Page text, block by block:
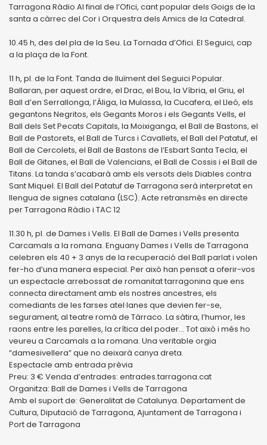
Tarragona Ràdio Al final de l’Ofici, cant popular dels Goigs de la
santa a càrrec del Cor i Orquestra dels Amics de la Catedral.
10.45 h, des del pla de la Seu. La Tornada d’Ofici. El Seguici, cap
a la plaça de la Font.
11 h, pl. de la Font. Tanda de lluïment del Seguici Popular.
Ballaran, per aquest ordre, el Drac, el Bou, la Víbria, el Griu, el
Ball d’en Serrallonga, l’Àliga, la Mulassa, la Cucafera, el Lleó, els
gegantons Negritos, els Gegants Moros i els Gegants Vells, el
Ball dels Set Pecats Capitals, la Moixiganga, el Ball de Bastons, el
Ball de Pastorets, el Ball de Turcs i Cavallets, el Ball del Patatuf, el
Ball de Cercolets, el Ball de Bastons de l’Esbart Santa Tecla, el
Ball de Gitanes, el Ball de Valencians, el Ball de Cossis i el Ball de
Titans. La tanda s’acabarà amb els versots dels Diables contra
Sant Miquel. El Ball del Patatuf de Tarragona serà interpretat en
llengua de signes catalana (LSC). Acte retransmès en directe
per Tarragona Ràdio i TAC 12
11.30 h, pl. de Dames i Vells. El Ball de Dames i Vells presenta
Carcamals a la romana. Enguany Dames i Vells de Tarragona
celebren els 40 + 3 anys de la recuperació del Ball parlat i volen
fer-ho d’una manera especial. Per això han pensat a oferir-vos
un espectacle arrebossat de romanitat tarragonina que ens
connecta directament amb els nostres ancestres, els
comediants de les farses atel·lanes que devien fer-se,
segurament, al teatre romà de Tàrraco. La sàtira, l’humor, les
raons entre les parelles, la crítica del poder… Tot això i més ho
veureu a Carcamals a la romana. Una veritable orgia
“damesivellera” que no deixarà canya dreta.
Espectacle amb entrada prèvia
Preu: 3 € Venda d’entrades: entrades.tarragona.cat
Organitza: Ball de Dames i Vells de Tarragona
Amb el suport de: Generalitat de Catalunya. Departament de
Cultura, Diputació de Tarragona, Ajuntament de Tarragona i
Port de Tarragona